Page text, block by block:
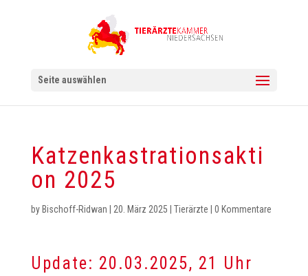
Seite auswählen
Katzenkastrationsakti
on 2025
by Bischoff-Ridwan 20. März 2025 Tierärzte 0 Kommentare
Update: 20.03.2025, 21 Uhr